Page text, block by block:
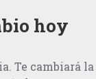
hoy
Te cambiará la